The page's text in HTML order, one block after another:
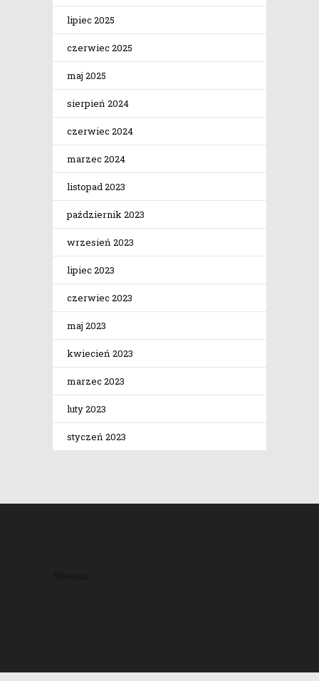
lipiec 2025
czerwiec 2025
maj 2025
sierpień 2024
czerwiec 2024
marzec 2024
listopad 2023
październik 2023
wrzesień 2023
lipiec 2023
czerwiec 2023
maj 2023
kwiecień 2023
marzec 2023
luty 2023
styczeń 2023